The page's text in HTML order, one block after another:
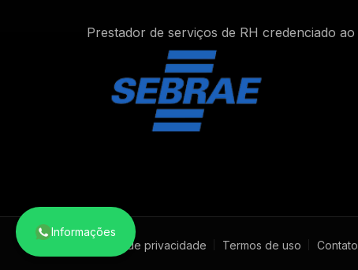
Prestador de serviços de RH credenciado ao
Política de privacidade Termos de uso Contato
Informações